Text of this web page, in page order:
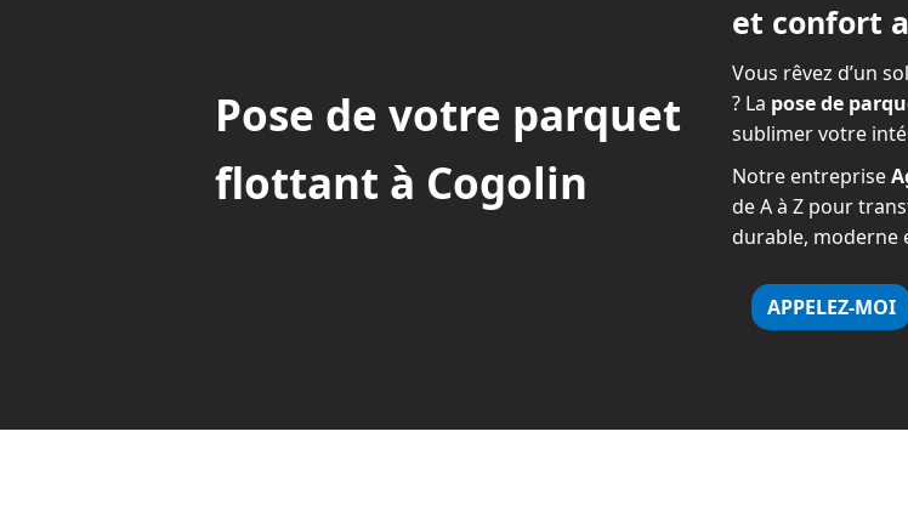
Pose de votre parquet
flottant à Cogolin
et confort
Vous rêvez d’un
? La pose de
sublimer votre
Notre entreprise
de A à Z pour
durable, moderne
APPELEZ-MOI